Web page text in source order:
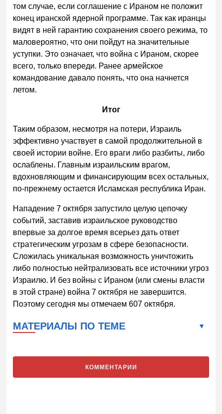
том случае, если соглашение с Ираном не положит
конец иранской ядерной программе. Так как иранцы
видят в ней гарантию сохранения своего режима, то
маловероятно, что они пойдут на значительные
уступки. Это означает, что война с Ираном, скорее
всего, только впереди. Ранее армейское
командование давало понять, что она начнется
летом.
Итог
Таким образом, несмотря на потери, Израиль
эффективно участвует в самой продолжительной в
своей истории войне. Его враги либо разбиты, либо
ослаблены. Главным израильским врагом,
вдохновляющим и финансирующим всех остальных,
по-прежнему остается Исламская республика Иран.
Нападение 7 октября запустило целую цепочку
событий, заставив израильское руководство
впервые за долгое время всерьез дать ответ
стратегическим угрозам в сфере безопасности.
Сложилась уникальная возможность уничтожить
либо полностью нейтрализовать все источники угроз
Израилю. И без войны с Ираном (или смены власти
в этой стране) война 7 октября не завершится.
Поэтому сегодня мы отмечаем 607 октября.
МАТЕРИАЛЫ ПО ТЕМЕ
КОММЕНТАРИИ